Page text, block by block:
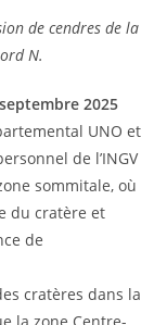
de cendres de la
N.
2025
UNO et
de l’INGV
sommitale, où
du cratère et
de
cratères dans la